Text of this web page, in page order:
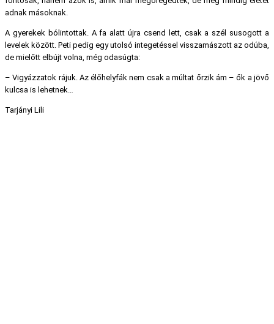
adnak másoknak.
A gyerekek bólintottak. A fa alatt újra csend lett, csak a szél susogott a
levelek között. Peti pedig egy utolsó integetéssel visszamászott az odúba,
de mielőtt elbújt volna, még odasúgta:
– Vigyázzatok rájuk. Az élőhelyfák nem csak a múltat őrzik ám – ők a jövő
kulcsa is lehetnek…
Tarjányi Lili